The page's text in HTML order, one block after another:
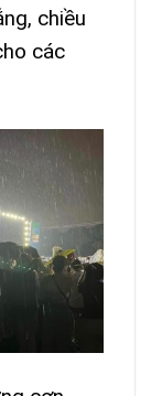
chiều
các